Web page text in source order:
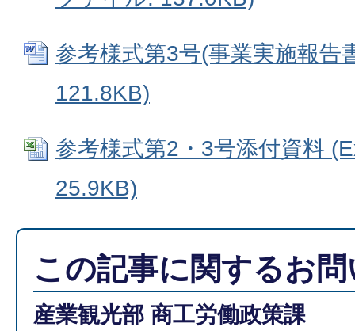
参考様式第3号(事業実施報告
121.8KB)
参考様式第2・3号添付資料
25.9KB)
この記事に関するお
産業観光部 商工労働政策課